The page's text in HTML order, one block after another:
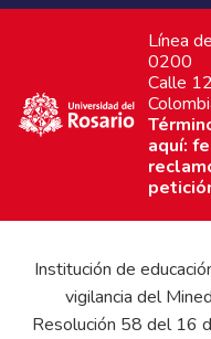
Línea
0200
Calle
aquí:
Institución de
vigilancia del
Resolución 58 del 16